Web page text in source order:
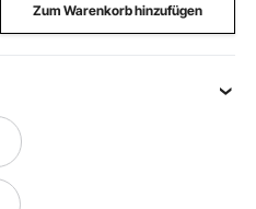
Zum Warenkorb hinzufügen